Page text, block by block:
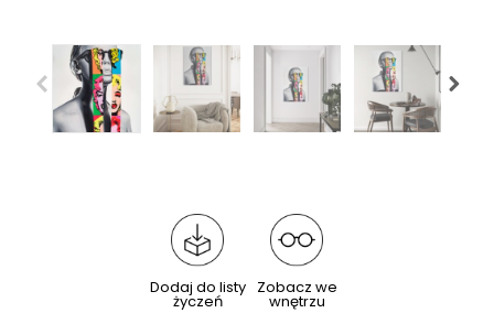
Previous
Dodaj do listy
życzeń
Zobacz we
wnętrzu